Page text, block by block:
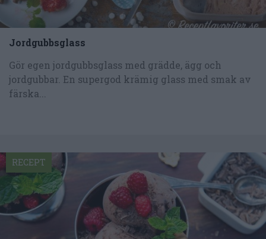
Jordgubbsglass
Gör egen jordgubbsglass med grädde, ägg och
jordgubbar. En supergod krämig glass med smak av
färska...
RECEPT